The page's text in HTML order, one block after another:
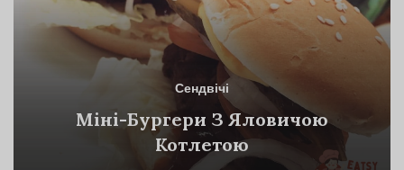
Сендвічі
Міні-Бургери З Яловичою
Котлетою